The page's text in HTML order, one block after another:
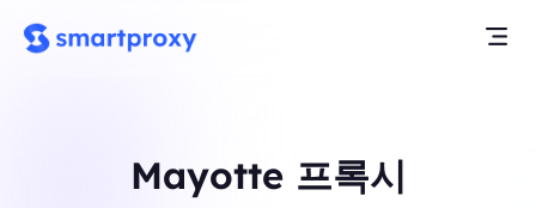
Mayotte 프록시